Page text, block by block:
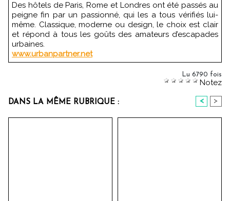
Des hôtels de Paris, Rome et Londres ont été passés au
peigne fin par un passionné, qui les a tous vérifiés lui-
même. Classique, moderne ou design, le choix est clair
et répond à tous les goûts des amateurs d’escapades
urbaines.
www.urbanpartner.net
Lu 6790 fois
Notez
DANS LA MÊME RUBRIQUE : < >